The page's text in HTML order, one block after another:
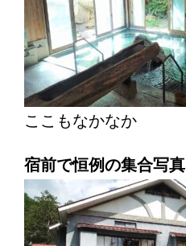
ここもなかなか
宿前で恒例の集合写真